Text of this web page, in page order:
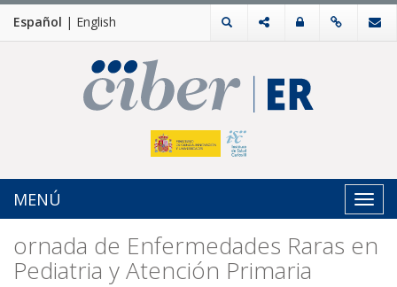
Español | English
MENÚ
ornada de Enfermedades Raras en
Pediatria y Atención Primaria